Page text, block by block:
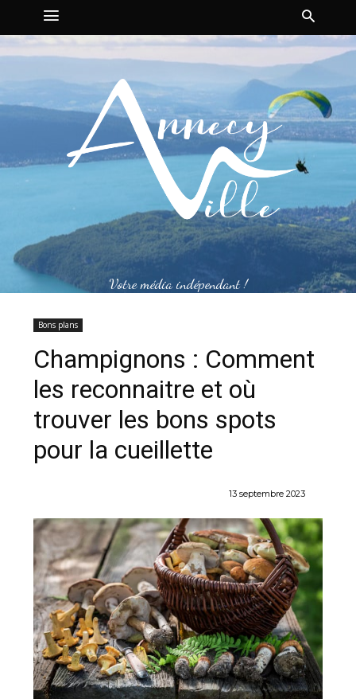
Votre média indépendant !
Bons plans
Champignons : Comment
les reconnaitre et où
trouver les bons spots
pour la cueillette
13 septembre 2023